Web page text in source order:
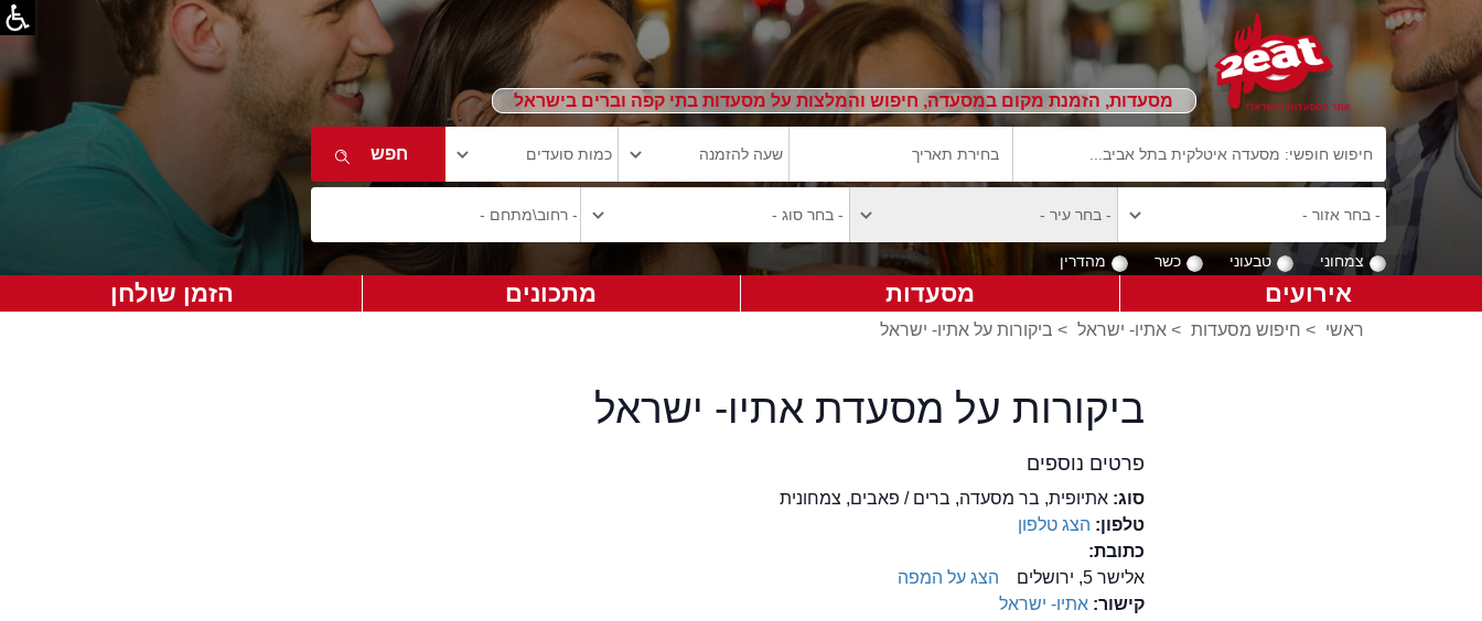
מסעדות, הזמנת מקום במסעדה, חיפוש והמלצות על מסעדות בתי קפה וברים בישראל
צמחוני טבעוני כשר מהדרין
אירועים מסעדות מתכונים הזמן שולחן
ראשי > חיפוש מסעדות > אתיו- ישראל > ביקורות על אתיו- ישראל
ביקורות על מסעדת אתיו- ישראל
פרטים נוספים
סוג:אתיופית, בר מסעדה, ברים / פאבים, צמחונית
טלפון: הצג טלפון
כתובת:
אלישר 5, ירושלים
הצג על המפה
קישור:אתיו- ישראל